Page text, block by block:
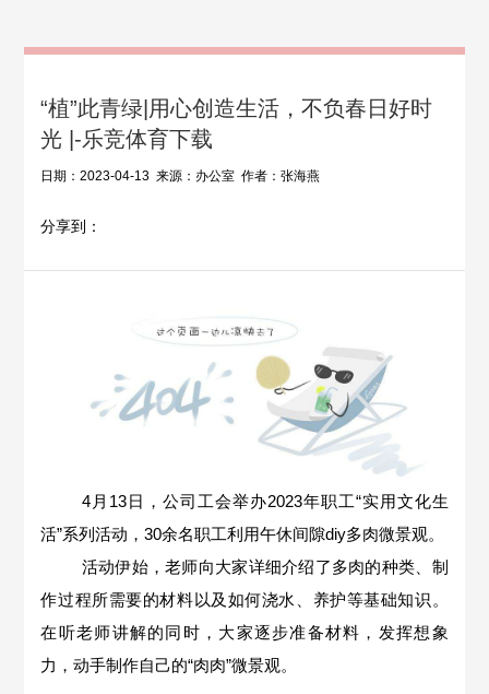
“植”此青绿|用心创造生活，不负春日好时
光 |-乐竞体育下载
日期：2023-04-13 来源：办公室 作者：张海燕
分享到：
4月13日，公司工会举办2023年职工“实用文化生
活”系列活动，30余名职工利用午休间隙diy多肉微景观。
活动伊始，老师向大家详细介绍了多肉的种类、制
作过程所需要的材料以及如何浇水、养护等基础知识。
在听老师讲解的同时，大家逐步准备材料，发挥想象
力，动手制作自己的“肉肉”微景观。